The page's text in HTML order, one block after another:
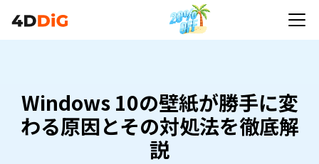
Windows 10の壁紙が勝手に変
わる原因とその対処法を徹底解
説